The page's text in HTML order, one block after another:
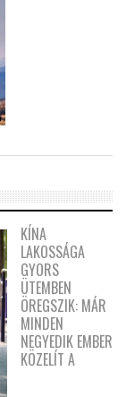
KÍNA
LAKOSSÁGA
GYORS
ÜTEMBEN
ÖREGSZIK: MÁR
MINDEN
NEGYEDIK EMBER
KÖZELÍT A